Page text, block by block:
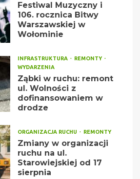
Festiwal Muzyczny i
106. rocznica Bitwy
Warszawskiej w
Wołominie
INFRASTRUKTURA
REMONTY
WYDARZENIA
Ząbki w ruchu: remont
ul. Wolności z
dofinansowaniem w
drodze
ORGANIZACJA RUCHU REMONTY
Zmiany w organizacji
ruchu na ul.
Starowiejskiej od 17
sierpnia